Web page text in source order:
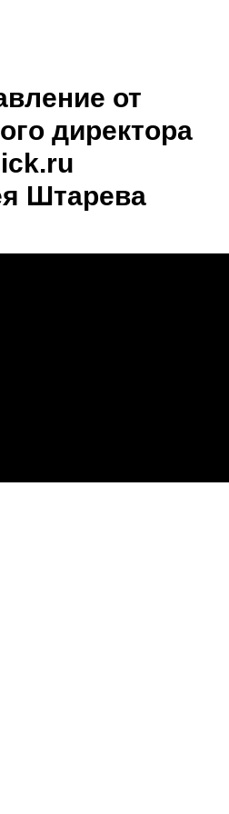
от
директора
Штарева